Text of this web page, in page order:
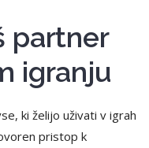
partner
igranju
ki želijo uživati v igrah
pristop k